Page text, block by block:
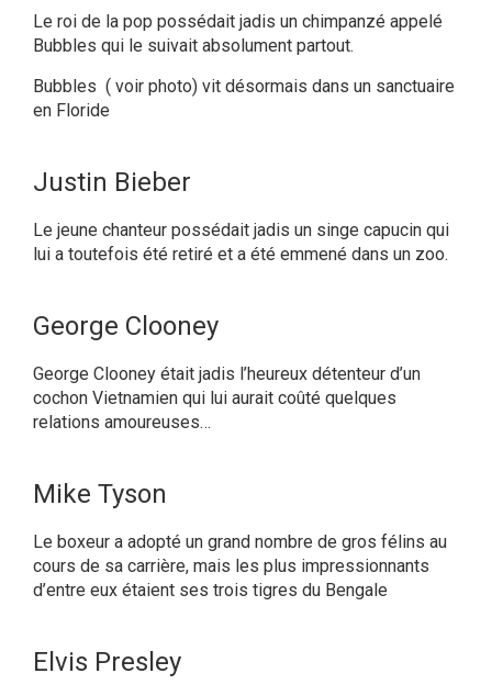
Le roi de la pop possédait jadis un chimpanzé appelé
Bubbles qui le suivait absolument partout.
Bubbles ( voir photo) vit désormais dans un sanctuaire
en Floride
Justin Bieber
Le jeune chanteur possédait jadis un singe capucin qui
lui a toutefois été retiré et a été emmené dans un zoo.
George Clooney
George Clooney était jadis l’heureux détenteur d’un
cochon Vietnamien qui lui aurait coûté quelques
relations amoureuses…
Mike Tyson
Le boxeur a adopté un grand nombre de gros félins au
cours de sa carrière, mais les plus impressionnants
d’entre eux étaient ses trois tigres du Bengale
Elvis Presley